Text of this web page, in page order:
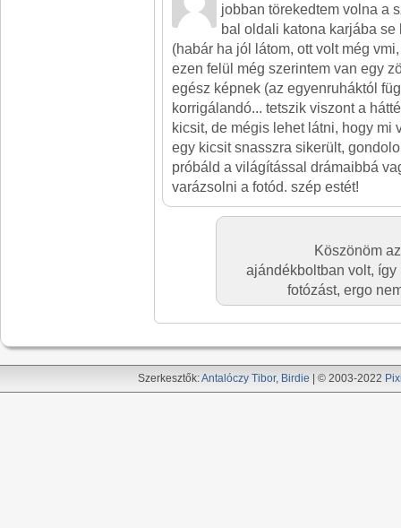
jobban törekedtem volna a
bal oldali katona karjába
(habár ha jól látom, ott volt még
ezen felül még szerintem van egy
egész képnek (az egyenruháktól
korrigálandó... tetszik viszont a
kicsit, de mégis lehet látni, hogy mi
egy kicsit snasszra sikerült,
próbáld a világítással drámaibbá
varázsolni a fotód. szép estét!
Köszönöm
ajándékboltban volt,
fotózást, ergo
Szerkesztők:Antalóczy Tibor, Birdie | © 2003-2022